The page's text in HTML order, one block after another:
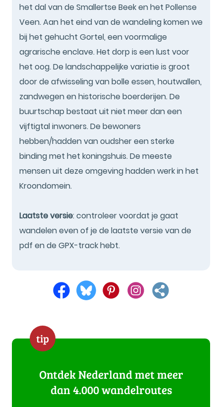
het dal van de Smallertse Beek en het Pollense
Veen. Aan het eind van de wandeling komen we
bij het gehucht Gortel, een voormalige
agrarische enclave. Het dorp is een lust voor
het oog. De landschappelijke variatie is groot
door de afwisseling van bolle essen, houtwallen,
zandwegen en historische boerderijen. De
buurtschap bestaat uit niet meer dan een
vijftigtal inwoners. De bewoners
hebben/hadden van oudsher een sterke
binding met het koningshuis. De meeste
mensen uit deze omgeving hadden werk in het
Kroondomein.
Laatste versie: controleer voordat je gaat
wandelen even of je de laatste versie van de
pdf en de GPX-track hebt.
tip
Ontdek Nederland met meer
dan 4.000 wandelroutes